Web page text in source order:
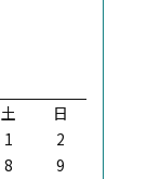
土 日
1
2
8
9